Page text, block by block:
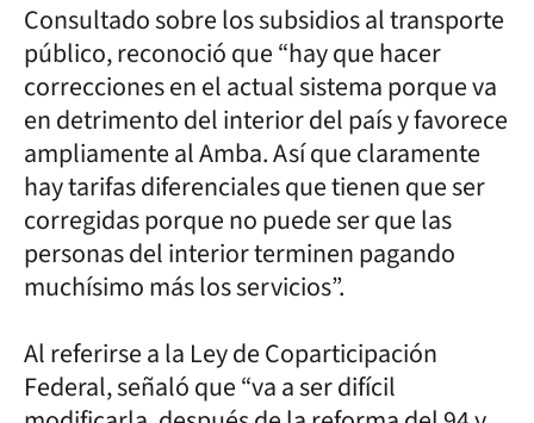
Consultado sobre los subsidios al transporte
público, reconoció que “hay que hacer
correcciones en el actual sistema porque va
en detrimento del interior del país y favorece
ampliamente al Amba. Así que claramente
hay tarifas diferenciales que tienen que ser
corregidas porque no puede ser que las
personas del interior terminen pagando
muchísimo más los servicios”.
Al referirse a la Ley de Coparticipación
Federal, señaló que “va a ser difícil